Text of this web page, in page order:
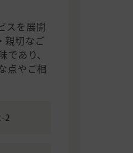
スを展開
親切なご
あり、
点やご相
2